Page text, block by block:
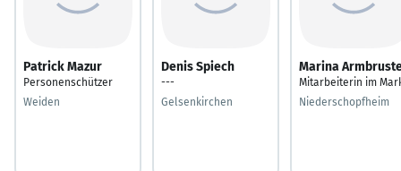
Patrick Mazur
Personenschützer
Weiden
Denis Spiech
---
Gelsenkirchen
Marina
Mitarbeiterin im
Niederschopfheim